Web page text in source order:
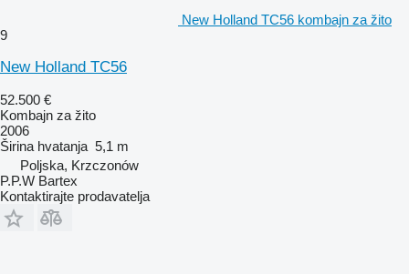
New Holland TC56 kombajn za žito
9
New Holland TC56
52.500 €
Kombajn za žito
2006
Širina hvatanja 5,1 m
Poljska, Krzczonów
P.P.W Bartex
Kontaktirajte prodavatelja